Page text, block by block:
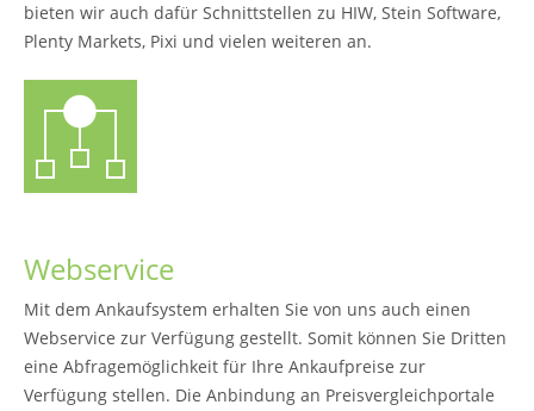
bieten wir auch dafür Schnittstellen zu HIW, Stein Software,
Plenty Markets, Pixi und vielen weiteren an.
Webservice
Mit dem Ankaufsystem erhalten Sie von uns auch einen
Webservice zur Verfügung gestellt. Somit können Sie Dritten
eine Abfragemöglichkeit für Ihre Ankaufpreise zur
Verfügung stellen. Die Anbindung an Preisvergleichportale